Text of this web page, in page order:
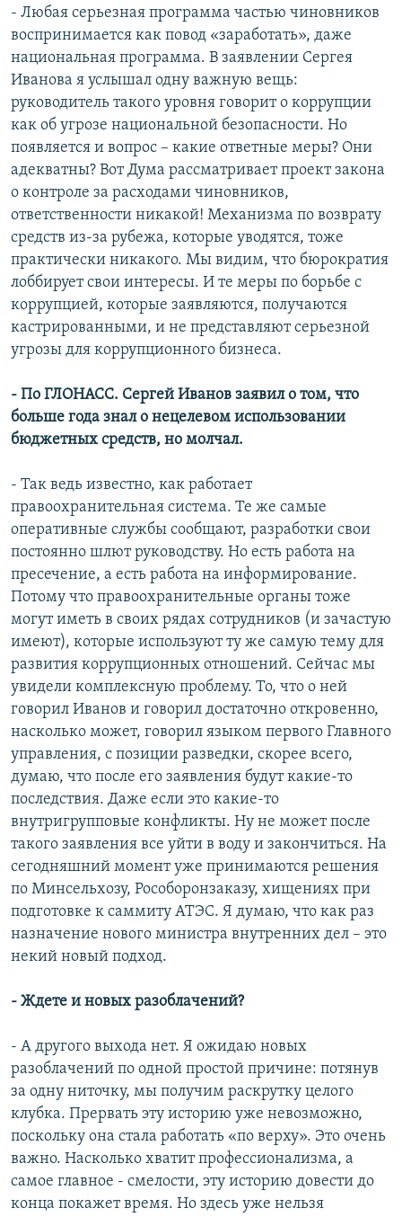
- Любая серьезная программа частью чиновников
воспринимается как повод «заработать», даже
национальная программа. В заявлении Сергея
Иванова я услышал одну важную вещь:
руководитель такого уровня говорит о коррупции
как об угрозе национальной безопасности. Но
появляется и вопрос – какие ответные меры? Они
адекватны? Вот Дума рассматривает проект закона
о контроле за расходами чиновников,
ответственности никакой! Механизма по возврату
средств из-за рубежа, которые уводятся, тоже
практически никакого. Мы видим, что бюрократия
лоббирует свои интересы. И те меры по борьбе с
коррупцией, которые заявляются, получаются
кастрированными, и не представляют серьезной
угрозы для коррупционного бизнеса.
- По ГЛОНАСС. Сергей Иванов заявил о том, что
больше года знал о нецелевом использовании
бюджетных средств, но молчал.
- Так ведь известно, как работает
правоохранительная система. Те же самые
оперативные службы сообщают, разработки свои
постоянно шлют руководству. Но есть работа на
пресечение, а есть работа на информирование.
Потому что правоохранительные органы тоже
могут иметь в своих рядах сотрудников (и зачастую
имеют), которые используют ту же самую тему для
развития коррупционных отношений. Сейчас мы
увидели комплексную проблему. То, что о ней
говорил Иванов и говорил достаточно откровенно,
насколько может, говорил языком первого Главного
управления, с позиции разведки, скорее всего,
думаю, что после его заявления будут какие-то
последствия. Даже если это какие-то
внутригрупповые конфликты. Ну не может после
такого заявления все уйти в воду и закончиться. На
сегодняшний момент уже принимаются решения
по Минсельхозу, Рособоронзаказу, хищениях при
подготовке к саммиту АТЭС. Я думаю, что как раз
назначение нового министра внутренних дел – это
некий новый подход.
- Ждете и новых разоблачений?
- А другого выхода нет. Я ожидаю новых
разоблачений по одной простой причине: потянув
за одну ниточку, мы получим раскрутку целого
клубка. Прервать эту историю уже невозможно,
поскольку она стала работать «по верху». Это очень
важно. Насколько хватит профессионализма, а
самое главное - смелости, эту историю довести до
конца покажет время. Но здесь уже нельзя